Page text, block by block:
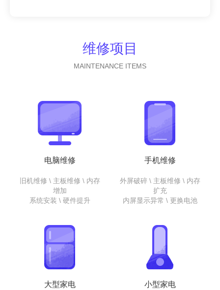
维修项目
MAINTENANCE ITEMS
电脑维修
旧机维修 \ 主板维修 \ 内存
增加
系统安装 \ 硬件提升
手机维修
外屏破碎 \ 主板维修 \ 内存
扩充
内屏显示异常 \ 更换电池
大型家电 小型家电